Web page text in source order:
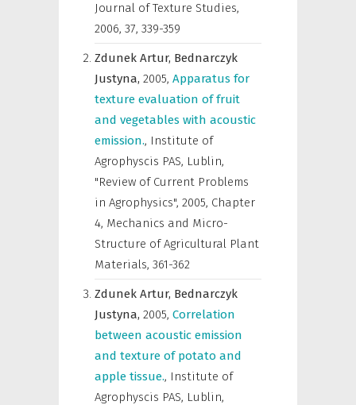
Journal of Texture Studies,
2006, 37, 339-359
Zdunek Artur, Bednarczyk
Justyna, 2005, Apparatus for
texture evaluation of fruit
and vegetables with acoustic
emission., Institute of
Agrophyscis PAS, Lublin,
"Review of Current Problems
in Agrophysics", 2005, Chapter
4, Mechanics and Micro-
Structure of Agricultural Plant
Materials, 361-362
Zdunek Artur, Bednarczyk
Justyna, 2005, Correlation
between acoustic emission
and texture of potato and
apple tissue., Institute of
Agrophyscis PAS, Lublin,